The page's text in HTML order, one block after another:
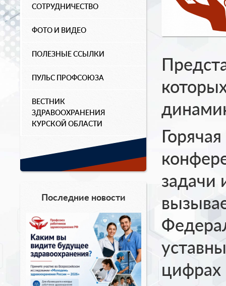
СОТРУДНИЧЕСТВО
ФОТО И ВИДЕО
ПОЛЕЗНЫЕ ССЫЛКИ
ПУЛЬС ПРОФСОЮЗА
ВЕСТНИК
ЗДРАВООХРАНЕНИЯ
КУРСКОЙ ОБЛАСТИ
Последние новости
задачи
цифрах